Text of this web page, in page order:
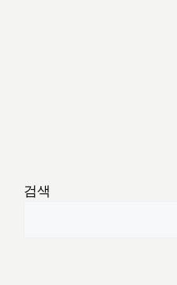
검색